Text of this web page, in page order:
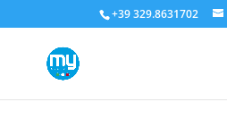
+39 329.8631702